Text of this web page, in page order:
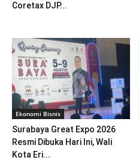
Coretax DJP...
Ekonomi Bisnis
Surabaya Great Expo 2026
Resmi Dibuka Hari Ini, Wali
Kota Eri...